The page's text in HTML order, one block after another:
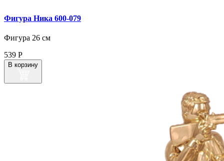
Фигура Ника 600‑079
Фигура 26 см
539 Р
В корзину